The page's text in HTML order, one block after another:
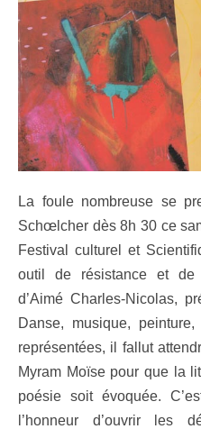
La foule nombreuse se
Schœlcher dès 8h 30 ce
Festival culturel et
outil de résistance et de
d’Aimé Charles-Nicolas,
Danse, musique,
représentées, il fallut
Myram Moïse pour que la
poésie soit évoquée.
l’honneur d’ouvrir les